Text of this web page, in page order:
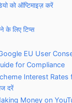
को ऑप्टिमाइज़ करें
के लिए टिप्स
EU User
for Compliance
Interest
दरें
Money on